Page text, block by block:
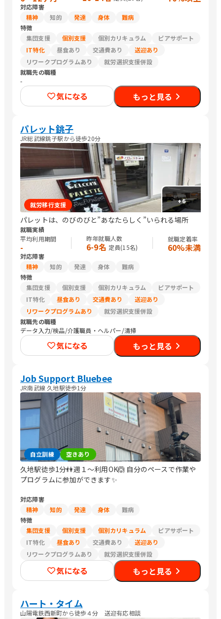
対応障害
精神
知的 発達 身体
難病
特徴
集団支援
個別支援 個別カリキュラム
ピアサポート
IT特化
昼食あり 交通費あり
送迎あり
リワークプログラムあり
就労選択支援併設
就職先の職種
-
気になる もっと見る
パレット銚子
JR総武線銚子駅から徒歩20分
+6
就労移行支援
パレットは、のびのびと”あなたらしく”いられる場所
就職実績
平均利用期間
-
昨年就職人数
6-9名 定員(15名)
就職定着率
60%未満
対応障害
精神
知的 発達 身体
難病
特徴
集団支援
個別支援 個別カリキュラム
ピアサポート
IT特化
昼食あり 交通費あり
送迎あり
リワークプログラムあり
就労選択支援併設
就職先の職種
データ入力/検品/介護職員・ヘルパー/清掃
気になる もっと見る
Job Support Bluebee
JR南武線 久地駅徒歩1分
自立訓練 空きあり
久地駅徒歩1分👫週１～利用OK🙆 自分のペースで作業や
プログラムに参加ができます✨
対応障害
精神
知的 発達 身体
難病
特徴
集団支援
個別支援 個別カリキュラム
ピアサポート
IT特化
昼食あり 交通費あり
送迎あり
リワークプログラムあり
就労選択支援併設
気になる もっと見る
ハート・タイム
山陽電鉄西新町から徒歩４分 送迎有応相談